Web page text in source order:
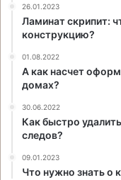
26.01.2023
Ламинат скрипит:
конструкцию?
01.08.2022
А как насчет
домах?
30.06.2022
Как быстро
следов?
09.01.2023
Что нужно знать о